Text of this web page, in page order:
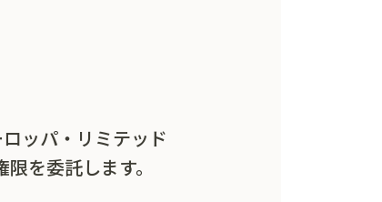
ッパ・リミテッド
を委託します。